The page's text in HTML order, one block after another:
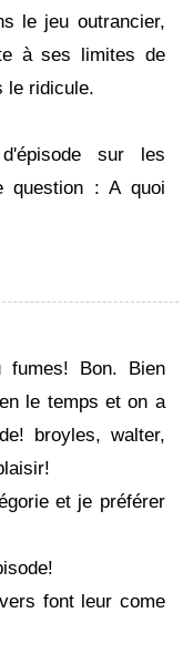
le jeu outrancier,
à ses limites de
le ridicule.
sur les
question : A quoi
Bon. Bien
le temps et on a
broyles, walter,
et je préférer
font leur come